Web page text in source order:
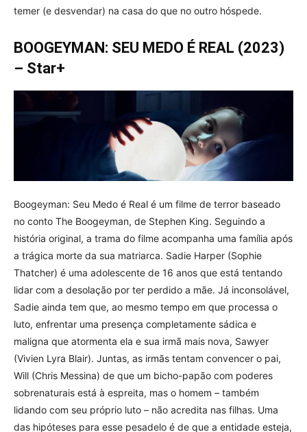
temer (e desvendar) na casa do que no outro hóspede.
BOOGEYMAN: SEU MEDO É REAL (2023)
– Star+
Boogeyman: Seu Medo é Real é um filme de terror baseado
no conto The Boogeyman, de Stephen King. Seguindo a
história original, a trama do filme acompanha uma família após
a trágica morte da sua matriarca. Sadie Harper (Sophie
Thatcher) é uma adolescente de 16 anos que está tentando
lidar com a desolação por ter perdido a mãe. Já inconsolável,
Sadie ainda tem que, ao mesmo tempo em que processa o
luto, enfrentar uma presença completamente sádica e
maligna que atormenta ela e sua irmã mais nova, Sawyer
(Vivien Lyra Blair). Juntas, as irmãs tentam convencer o pai,
Will (Chris Messina) de que um bicho-papão com poderes
sobrenaturais está à espreita, mas o homem – também
lidando com seu próprio luto – não acredita nas filhas. Uma
das hipóteses para esse pesadelo é de que a entidade esteja,